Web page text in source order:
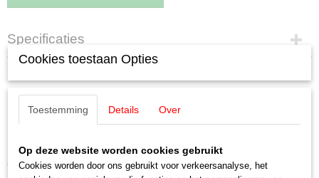
Specificaties
Productcode
24107
Productcode leverancier
24107
Staat
Nieuw
Märklin 24107 C-rail gebogen .
C-Rail gebogen R1 = 360 mm. Boogstraal 7,5°
Cookies toestaan Opties
Toestemming Details Over
Op deze website worden cookies gebruikt
Cookies worden door ons gebruikt voor verkeersanalyse, het